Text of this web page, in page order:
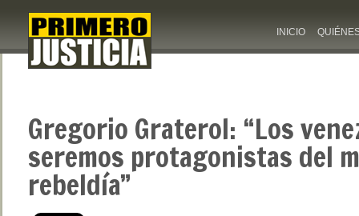
INICIO
Gregorio Graterol: “Los
seremos protagonistas del
rebeldía”